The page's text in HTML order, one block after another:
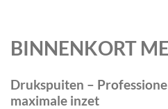
BINNENKORT
Drukspuiten –
maximale inzet